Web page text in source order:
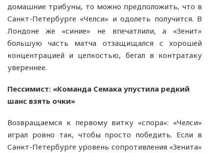
домашние трибуны, то можно предположить, что в
Санкт-Петербурге «Челси» и одолеть получится. В
Лондоне же «синие» не впечатлили, а «Зенит»
большую часть матча отзащищался с хорошей
концентрацией и цепкостью, бегал в контратаку
увереннее.
Пессимист: «Команда Семака упустила редкий
шанс взять очки»
Возвращаемся к первому витку «спора»: «Челси»
играл ровно так, чтобы просто победить. Если в
Санкт-Петербурге уровень сопротивления «Зенита»